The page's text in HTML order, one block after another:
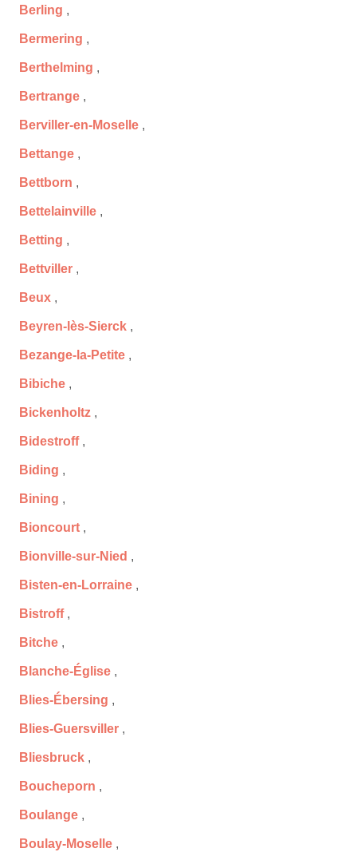
Berling ,
Bermering ,
Berthelming ,
Bertrange ,
Berviller-en-Moselle ,
Bettange ,
Bettborn ,
Bettelainville ,
Betting ,
Bettviller ,
Beux ,
Beyren-lès-Sierck ,
Bezange-la-Petite ,
Bibiche ,
Bickenholtz ,
Bidestroff,
Biding ,
Bining ,
Bioncourt ,
Bionville-sur-Nied ,
Bisten-en-Lorraine ,
Bistroff,
Bitche ,
Blanche-Église ,
Blies-Ébersing ,
Blies-Guersviller ,
Bliesbruck ,
Boucheporn ,
Boulange ,
Boulay-Moselle ,